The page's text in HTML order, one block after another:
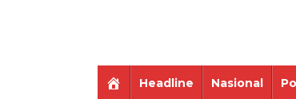
Headline Nasional